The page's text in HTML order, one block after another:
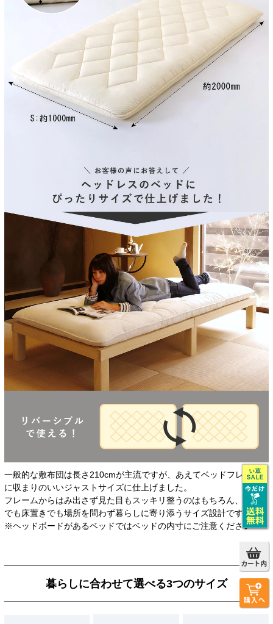
一般的な敷布団は長さ210cmが主流ですが、あえてベッドフレーム
に収まりのいいジャストサイズに仕上げました。
フレームからはみ出さず見た目もスッキリ整うのはもちろん、ベッド
でも床置きでも場所を問わず暮らしに寄り添うサイズ設計です。
※ヘッドボードがあるベッドではベッドの内寸にご注意ください
暮らしに合わせて選べる3つのサイズ